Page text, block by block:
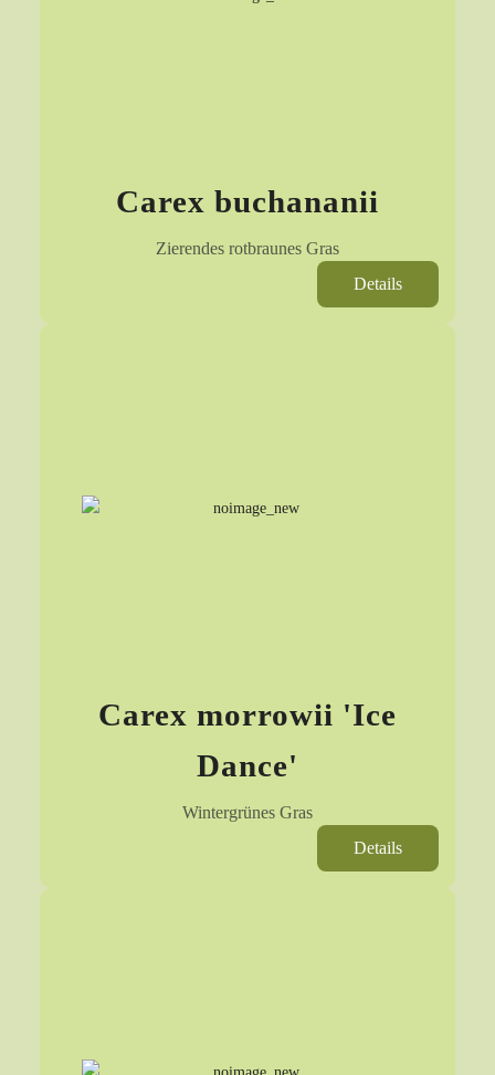
Carex buchananii
Zierendes rotbraunes Gras
Details
Carex morrowii 'Ice
Dance'
Wintergrünes Gras
Details